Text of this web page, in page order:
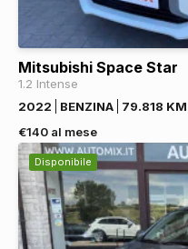
Mitsubishi Space Star
1.2 Intense
2022
BENZINA 79.818 KM
€140 al mese
Disponibile